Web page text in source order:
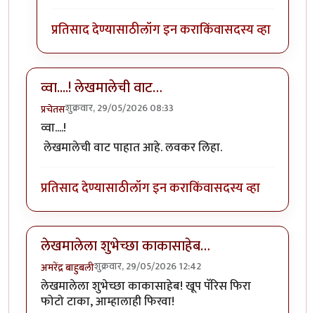
प्रतिसाद देण्यासाठीलॉग इन कराकिंवासदस्य व्हा
व्वा....! लेखमालेची वाट…
प्रचेतसशुक्रवार, 29/05/2026 08:33
व्वा....!
लेखमालेची वाट पाहात आहे. लवकर लिहा.
प्रतिसाद देण्यासाठीलॉग इन कराकिंवासदस्य व्हा
लेखमालेला शुभेच्छा काकासाहेब…
अमरेंद्र बाहुबलीशुक्रवार, 29/05/2026 12:42
लेखमालेला शुभेच्छा काकासाहेब! खूप पॅरिस फिरा
फोटो टाका, आम्हालाही फिरवा!